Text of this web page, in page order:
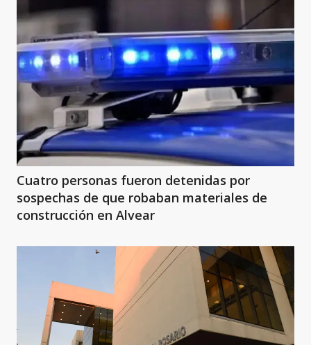
Cuatro personas fueron detenidas por
sospechas de que robaban materiales de
construcción en Alvear